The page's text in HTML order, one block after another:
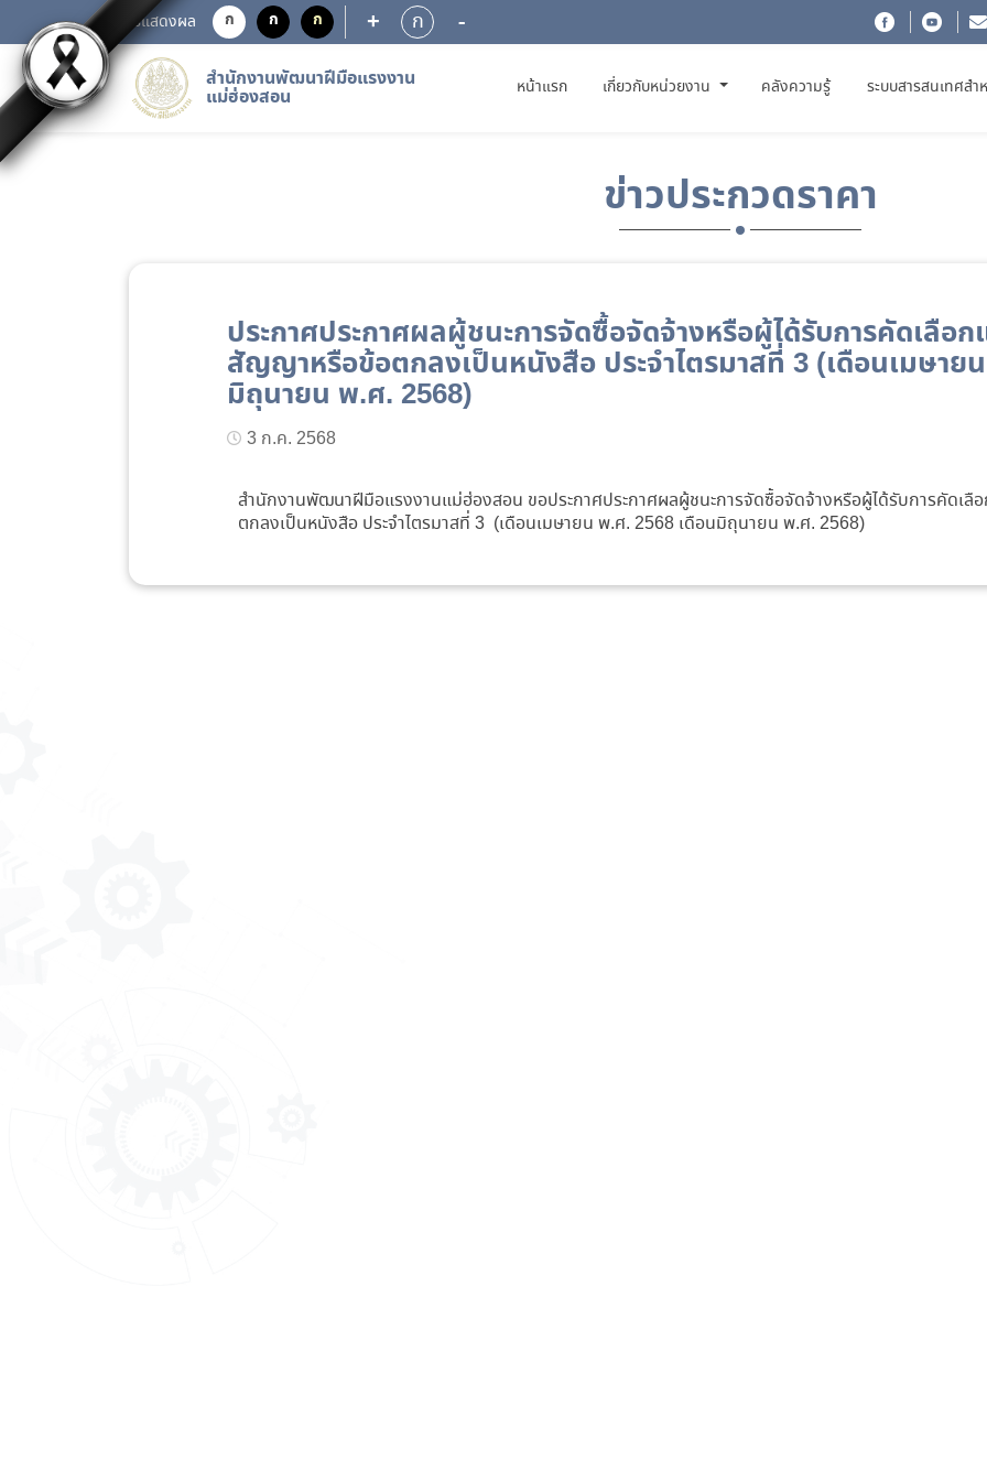
การแสดงผล ก ก ก + ก -
สำนักงานพัฒนาฝีมือแรงงาน
แม่ฮ่องสอน หน้าแรก(CURRENT)
เกี่ยวกับหน่วยงาน คลังความรู้ ระบบสารสนเทศสำ
ข่าวประกวดราคา
ประกาศประกาศผลผู้ชนะการจัดซื้อจัดจ้างหรือผู้ได้รับการคัดเลือ
สัญญาหรือข้อตกลงเป็นหนังสือ ประจำไตรมาสที่ 3 (เดือนเมษาย
มิถุนายน พ.ศ. 2568)
3 ก.ค. 2568
สำนักงานพัฒนาฝีมือแรงงานแม่ฮ่องสอน ขอประกาศประกาศผลผู้ชนะการจัดซื้อจัดจ้างหรือผู้ได้รับการคัดเ
ตกลงเป็นหนังสือ ประจำไตรมาสที่ 3 (เดือนเมษายน พ.ศ. 2568 เดือนมิถุนายน พ.ศ. 2568)